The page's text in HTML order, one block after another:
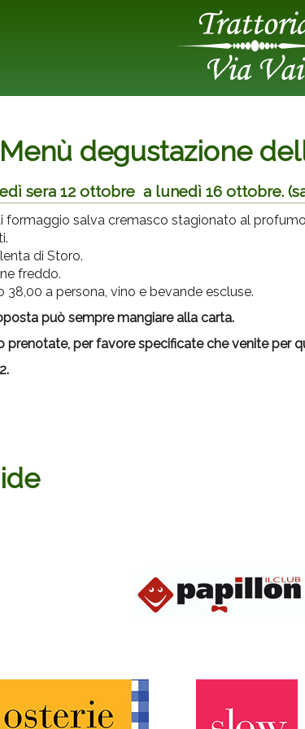
degustazione
sera 12 ottobre a lunedì 16 ottobre.
salva cremasco stagionato al
di Storo.
freddo.
a persona, vino e bevande escluse.
può sempre mangiare alla carta.
prenotate, per favore specificate che veniteper